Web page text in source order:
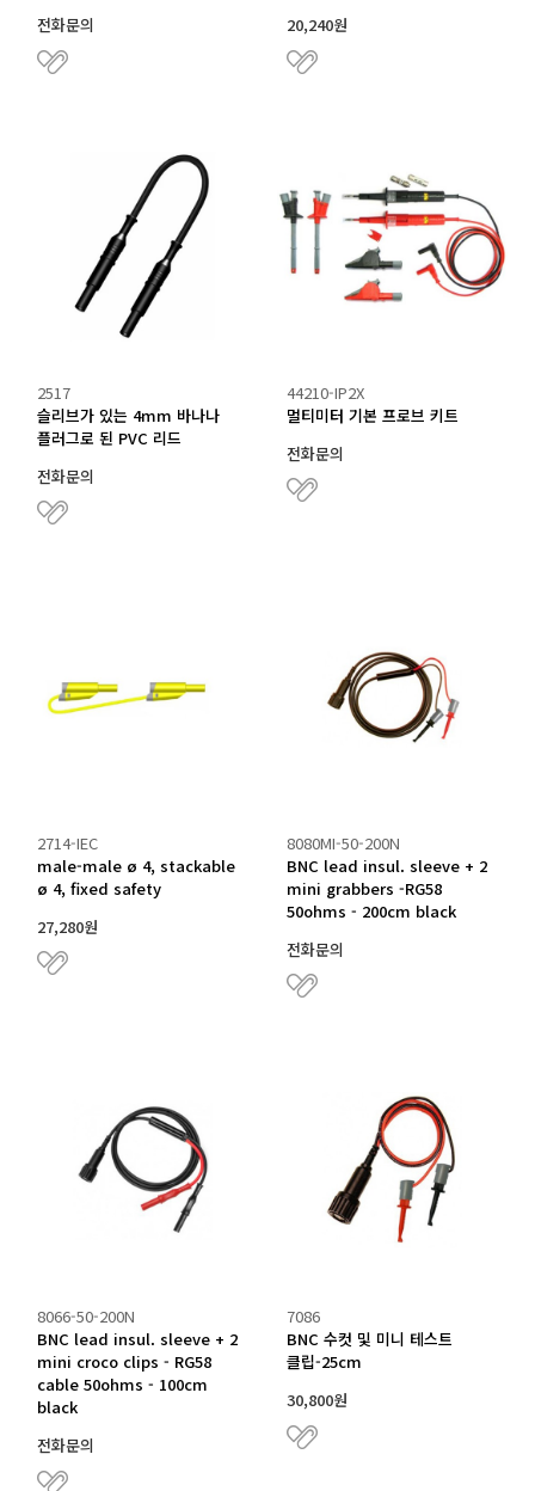
전화문의 20,240원
2517
슬리브가 있는 4mm 바나나
플러그로 된 PVC 리드
전화문의
44210-IP2X
멀티미터 기본 프로브 키트
전화문의
2714-IEC
male-male ø 4, stackable
ø 4, fixed safety
27,280원
8080MI-50-200N
BNC lead insul. sleeve + 2
mini grabbers -RG58
50ohms - 200cm black
전화문의
8066-50-200N
BNC lead insul. sleeve + 2
mini croco clips - RG58
cable 50ohms - 100cm
black
전화문의
7086
BNC 수컷 및 미니 테스트
클립-25cm
30,800원